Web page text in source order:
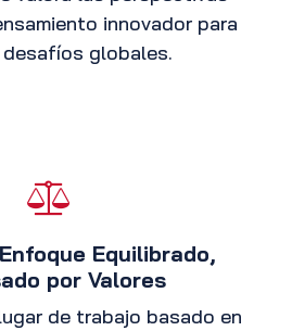
innovador para
globales.
Equilibrado,
por Valores
de trabajo basado en